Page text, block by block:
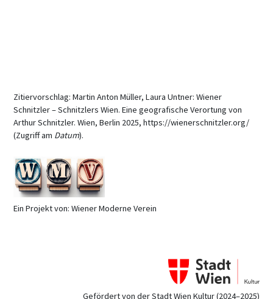
Zitiervorschlag: Martin Anton Müller, Laura Untner: Wiener
Schnitzler – Schnitzlers Wien. Eine geografische Verortung von
Arthur Schnitzler. Wien, Berlin 2025, https://wienerschnitzler.org/
(Zugriff am Datum).
Ein Projekt von: Wiener Moderne Verein
Gefördert von der Stadt Wien Kultur (2024–2025)